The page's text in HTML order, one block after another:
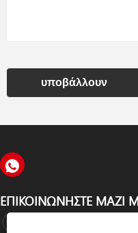
υποβάλλουν
ΕΠΙΚΟΙΝΩΝΉΣΤΕ ΜΑΖΊ
No.38, Fengying Road,